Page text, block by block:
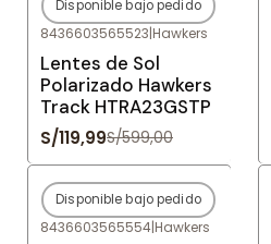
-80%OFF
Agotado
Disponible bajo pedido
8436603565523|Hawkers
Lentes de Sol
Polarizado Hawkers
Track HTRA23GSTP
S/119,99S/599,00
-79%OFF
Agotado
Disponible bajo pedido
8436603565554|Hawkers